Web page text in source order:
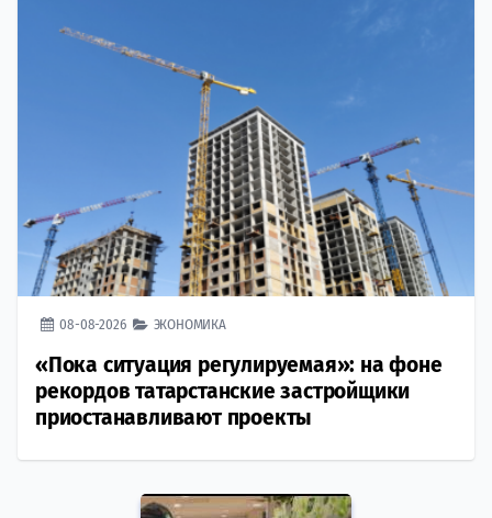
08-08-2026 ЭКОНОМИКА
«Пока ситуация регулируемая»: на фоне
рекордов татарстанские застройщики
приостанавливают проекты